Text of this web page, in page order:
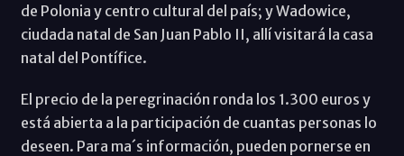
de Polonia y centro cultural del país; y Wadowice,
ciudada natal de San Juan Pablo II, allí visitará la casa
natal del Pontífice.
El precio de la peregrinación ronda los 1.300 euros y
está abierta a la participación de cuantas personas lo
deseen. Para ma´s información, pueden pornerse en